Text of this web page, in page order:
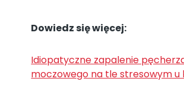
Dowiedz się więcej:
Idiopatyczne zapalenie
moczowego na tle stresowym u